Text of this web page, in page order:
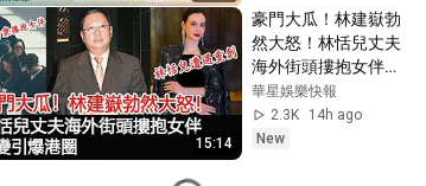
15:14
豪門大瓜！林建嶽勃
然大怒！林恬兒丈夫
海外街頭摟抱女伴，
婚變引爆港圈#林恬
兒#何正德#林建嶽#
謝玲玲#何國柱#豪
華星娛樂快報
2.3K
14h ago
New